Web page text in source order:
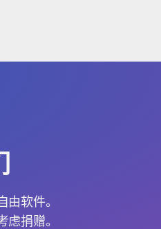
由软件。
虑捐赠。